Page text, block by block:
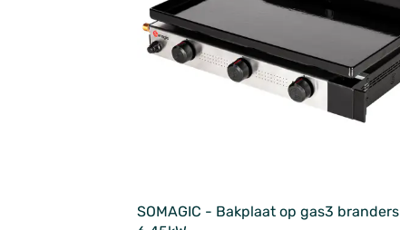
SOMAGIC - Bakplaat op gas3 branders